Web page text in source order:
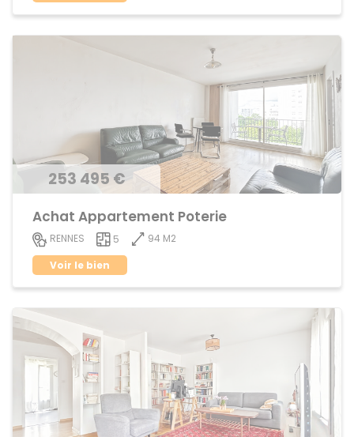
253 495 €
Achat Appartement Poterie
RENNES 5
94 M2
Voir le bien